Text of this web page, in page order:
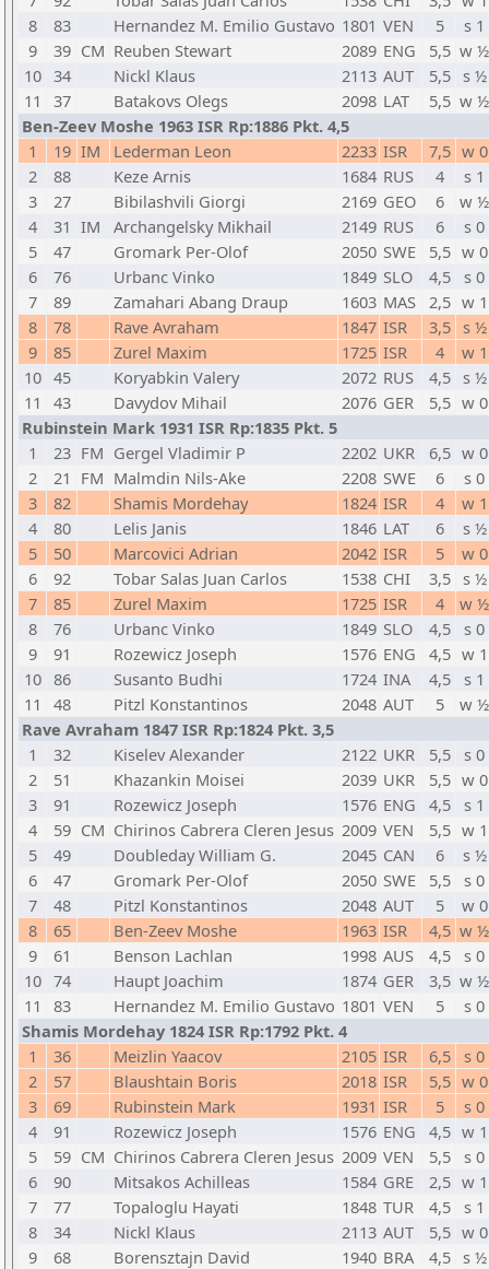
8
83 Hernandez M. Emilio Gustavo 1801 VEN 5
s 1
9
39 CM Reuben Stewart 2089 ENG 5,5 w ½
10 34 Nickl Klaus 2113 AUT 5,5
s ½
11
37 Batakovs Olegs 2098 LAT 5,5 w ½
Ben-Zeev Moshe 1963 ISR Rp:1886 Pkt. 4,5
1
19 IM Lederman Leon 2233 ISR 7,5 w 0
2
88 Keze Arnis 1684 RUS 4
s 1
3
27 Bibilashvili Giorgi 2169 GEO 6
w ½
4
31 IM Archangelsky Mikhail 2149 RUS 6
s 0
5
47 Gromark Per-Olof 2050 SWE 5,5 w 0
6
76 Urbanc Vinko 1849 SLO 4,5
s 0
7
89 Zamahari Abang Draup 1603 MAS 2,5 w 1
8
78 Rave Avraham 1847 ISR 3,5 s ½
9
85 Zurel Maxim 1725 ISR 4
w 1
10 45 Koryabkin Valery 2072 RUS 4,5
s ½
11
43 Davydov Mihail 2076 GER 5,5 w 0
Rubinstein Mark 1931 ISR Rp:1835 Pkt. 5
1
23 FM Gergel Vladimir P 2202 UKR 6,5 w 0
2
21 FM Malmdin Nils-Ake 2208 SWE 6
s 0
3
82 Shamis Mordehay 1824 ISR 4
w 1
4
80 Lelis Janis 1846 LAT 6
s ½
5
50 Marcovici Adrian 2042 ISR 5
w 0
6
92 Tobar Salas Juan Carlos 1538 CHI 3,5 s ½
7
85 Zurel Maxim 1725 ISR 4
w ½
8
76 Urbanc Vinko 1849 SLO 4,5
s 0
9
91 Rozewicz Joseph 1576 ENG 4,5 w 1
10 86 Susanto Budhi 1724 INA 4,5
s 1
11
48 Pitzl Konstantinos 2048 AUT 5
w ½
Rave Avraham 1847 ISR Rp:1824 Pkt. 3,5
1
32 Kiselev Alexander 2122 UKR 5,5
s 0
2
51 Khazankin Moisei 2039 UKR 5,5 w 0
3
91 Rozewicz Joseph 1576 ENG 4,5
s 1
4
59 CM Chirinos Cabrera Cleren Jesus 2009 VEN 5,5 w 1
5
49 Doubleday William G. 2045 CAN 6
s ½
6
47 Gromark Per-Olof 2050 SWE 5,5
s 0
7
48 Pitzl Konstantinos 2048 AUT 5
w 0
8
65 Ben-Zeev Moshe 1963 ISR 4,5 w ½
9
61 Benson Lachlan 1998 AUS 4,5
s 0
10 74 Haupt Joachim 1874 GER 3,5 w ½
11
83 Hernandez M. Emilio Gustavo 1801 VEN 5
s 0
Shamis Mordehay 1824 ISR Rp:1792 Pkt. 4
1
36 Meizlin Yaacov 2105 ISR 6,5
s 0
2
57 Blaushtain Boris 2018 ISR 5,5 w 0
3
69 Rubinstein Mark 1931 ISR 5
s 0
4
91 Rozewicz Joseph 1576 ENG 4,5 w 1
5
59 CM Chirinos Cabrera Cleren Jesus 2009 VEN 5,5
s 0
6
90 Mitsakos Achilleas 1584 GRE 2,5 w 1
7
77 Topaloglu Hayati 1848 TUR 4,5
s 1
8
34 Nickl Klaus 2113 AUT 5,5 w 0
9
68 Borensztajn David 1940 BRA 4,5 s ½